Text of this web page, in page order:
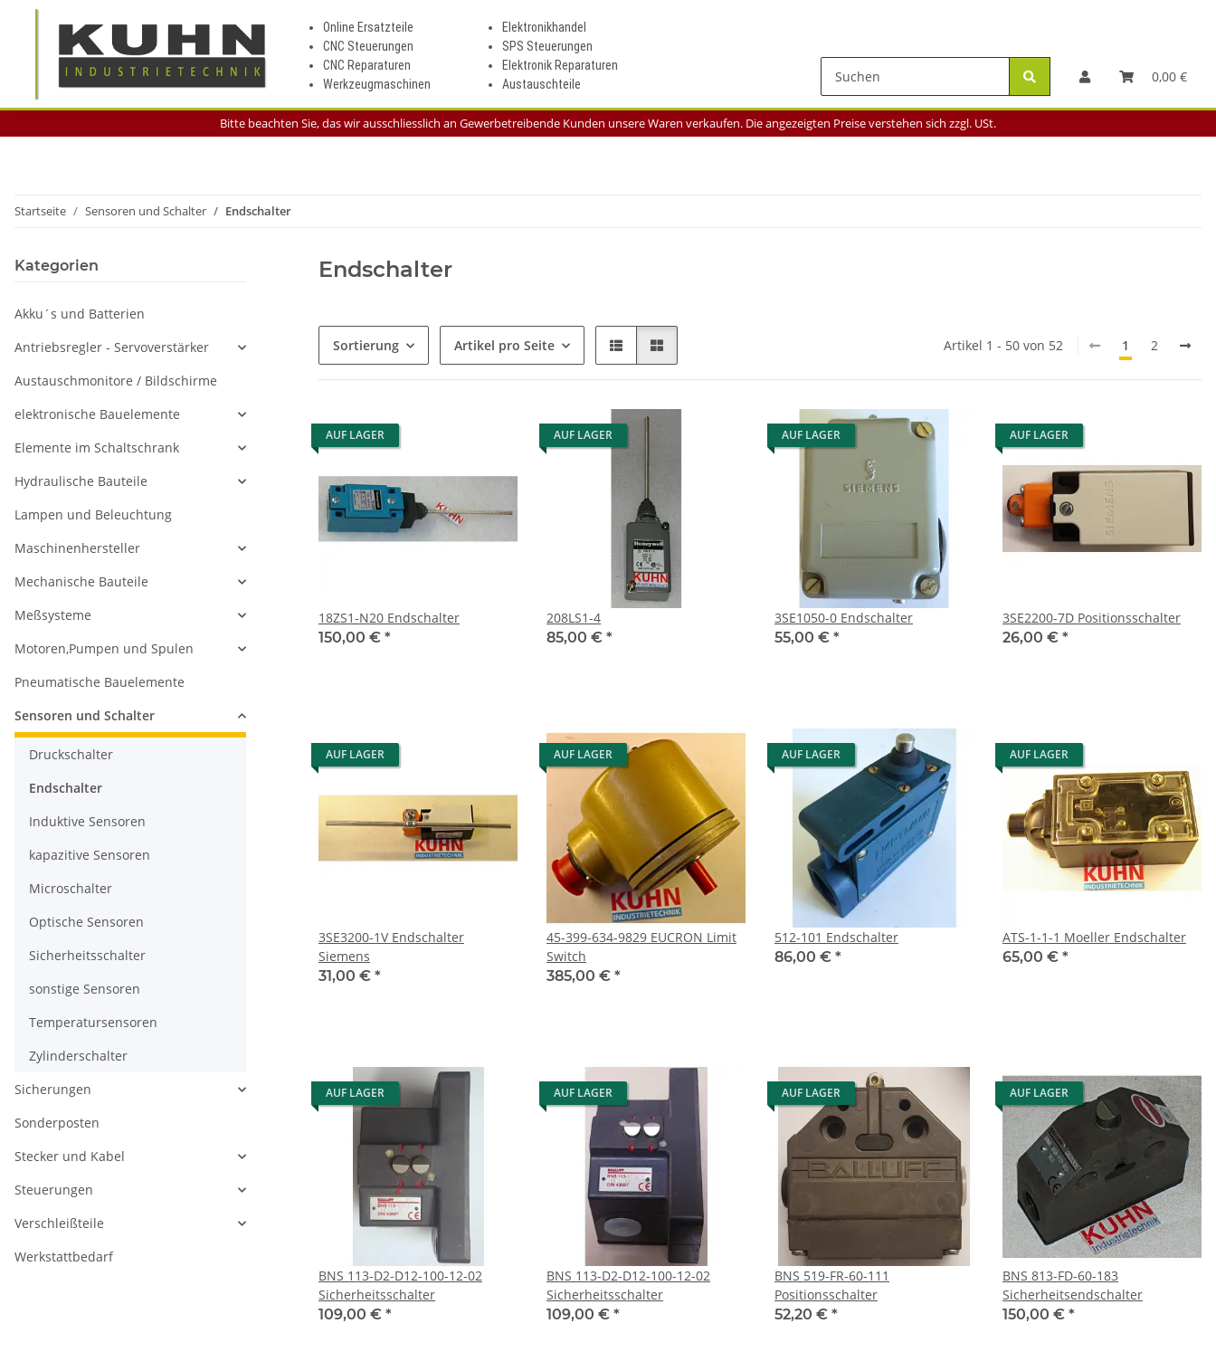
Online Ersatzteile
CNC Steuerungen
CNC Reparaturen
Werkzeugmaschinen
Elektronikhandel
SPS Steuerungen
Elektronik Reparaturen
Austauschteile
0,00 €
Bitte beachten Sie, das wir ausschliesslich an Gewerbetreibende Kunden unsere Waren verkaufen. Die angezeigten Preise verstehen sich zzgl. USt.
Startseite Sensoren und Schalter Endschalter
Endschalter
Sortierung Artikel pro Seite Artikel 1 - 50 von 52 1 2
AUF LAGER
18ZS1-N20 Endschalter
150,00 € *
AUF LAGER
208LS1-4
85,00 € *
AUF LAGER
3SE1050-0 Endschalter
55,00 € *
AUF LAGER
3SE2200-7D Positionsschalter
26,00 € *
AUF LAGER
3SE3200-1V Endschalter
Siemens
31,00 € *
AUF LAGER
45-399-634-9829 EUCRON Limit
Switch
385,00 € *
AUF LAGER
512-101 Endschalter
86,00 € *
AUF LAGER
ATS-1-1-1 Moeller Endschalter
65,00 € *
AUF LAGER
BNS 113-D2-D12-100-12-02
Sicherheitsschalter
109,00 € *
AUF LAGER
BNS 113-D2-D12-100-12-02
Sicherheitsschalter
109,00 € *
AUF LAGER
BNS 519-FR-60-111
Positionsschalter
52,20 € *
AUF LAGER
BNS 813-FD-60-183
Sicherheitsendschalter
150,00 € *
Kategorien
Akku´s und Batterien
Antriebsregler - Servoverstärker
Austauschmonitore / Bildschirme
elektronische Bauelemente
Elemente im Schaltschrank
Hydraulische Bauteile
Lampen und Beleuchtung
Maschinenhersteller
Mechanische Bauteile
Meßsysteme
Motoren,Pumpen und Spulen
Pneumatische Bauelemente
Sensoren und Schalter
Druckschalter
Endschalter
Induktive Sensoren
kapazitive Sensoren
Microschalter
Optische Sensoren
Sicherheitsschalter
sonstige Sensoren
Temperatursensoren
Zylinderschalter
Sicherungen
Sonderposten
Stecker und Kabel
Steuerungen
Verschleißteile
Werkstattbedarf